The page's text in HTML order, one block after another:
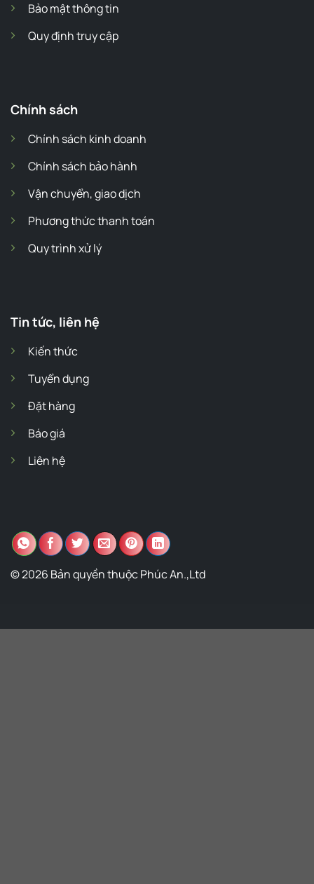
Bảo mật thông tin
Quy định truy cập
Chính sách
Chính sách kinh doanh
Chính sách bảo hành
Vận chuyển, giao dịch
Phương thức thanh toán
Quy trình xử lý
Tin tức, liên hệ
Kiến thức
Tuyển dụng
Đặt hàng
Báo giá
Liên hệ
© 2026 Bản quyền thuộc Phúc An.,Ltd